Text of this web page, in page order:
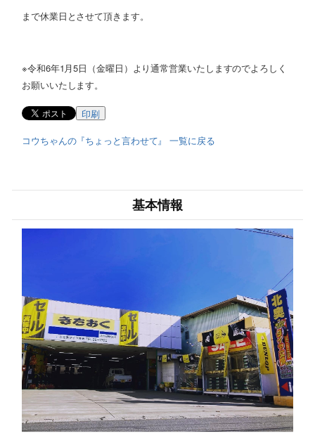
まで休業日とさせて頂きます。
※令和6年1月5日（金曜日）より通常営業いたしますのでよろしく
お願いいたします。
印刷
コウちゃんの『ちょっと言わせて』 一覧に戻る
基本情報